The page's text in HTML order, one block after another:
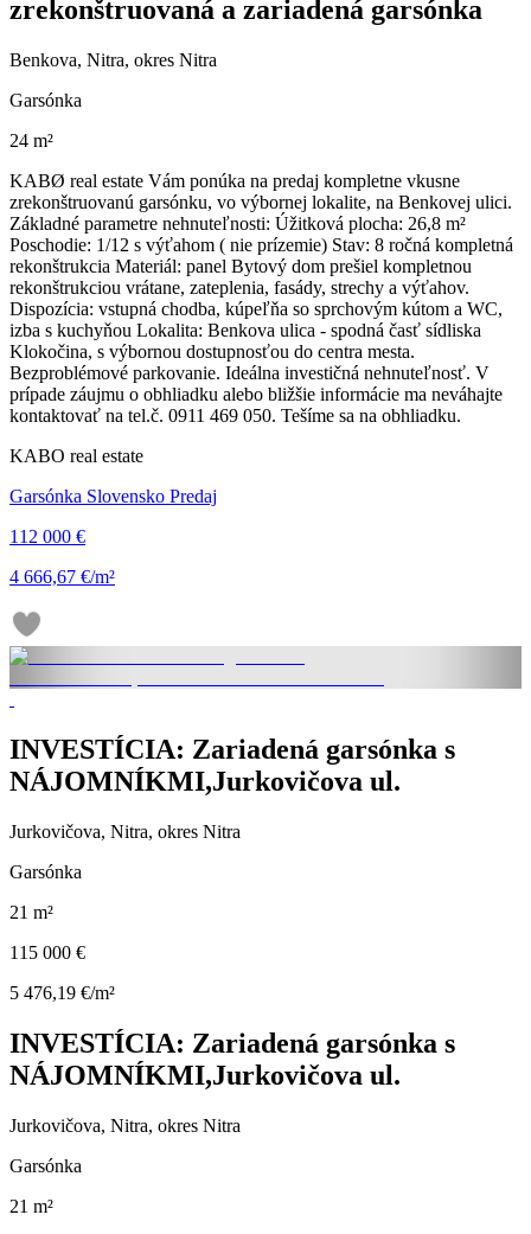
zrekonštruovaná a zariadená garsónka
Benkova, Nitra, okres Nitra
Garsónka
24 m²
KABØ real estate Vám ponúka na predaj kompletne vkusne
zrekonštruovanú garsónku, vo výbornej lokalite, na Benkovej ulici.
Základné parametre nehnuteľnosti: Úžitková plocha: 26,8 m²
Poschodie: 1/12 s výťahom ( nie prízemie) Stav: 8 ročná kompletná
rekonštrukcia Materiál: panel Bytový dom prešiel kompletnou
rekonštrukciou vrátane, zateplenia, fasády, strechy a výťahov.
Dispozícia: vstupná chodba, kúpeľňa so sprchovým kútom a WC,
izba s kuchyňou Lokalita: Benkova ulica - spodná časť sídliska
Klokočina, s výbornou dostupnosťou do centra mesta.
Bezproblémové parkovanie. Ideálna investičná nehnuteľnosť. V
prípade záujmu o obhliadku alebo bližšie informácie ma neváhajte
kontaktovať na tel.č. 0911 469 050. Tešíme sa na obhliadku.
KABO real estate
Garsónka Slovensko Predaj
112 000 €
4 666,67 €/m²
INVESTÍCIA: Zariadená garsónka s
NÁJOMNÍKMI,Jurkovičova ul.
Jurkovičova, Nitra, okres Nitra
Garsónka
21 m²
115 000 €
5 476,19 €/m²
INVESTÍCIA: Zariadená garsónka s
NÁJOMNÍKMI,Jurkovičova ul.
Jurkovičova, Nitra, okres Nitra
Garsónka
21 m²